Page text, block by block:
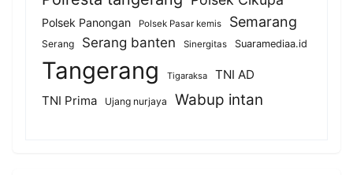
Polsek Panongan Polsek Pasar kemis Semarang
Serang Serang banten Sinergitas Suaramediaa.id
Tangerang Tigaraksa
TNI AD
TNI Prima
Ujang nurjaya Wabup intan